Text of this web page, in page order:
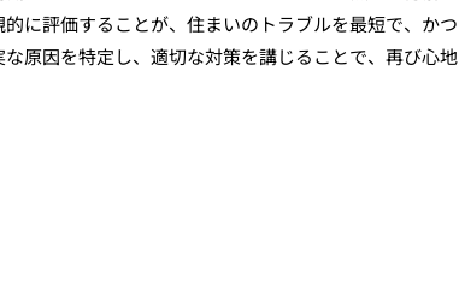
に評価することが、住まいのトラブルを最短で、かつ
原因を特定し、適切な対策を講じることで、再び心地